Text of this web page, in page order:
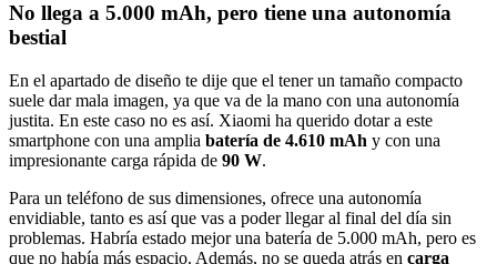
No llega a 5.000 mAh, pero tiene una autonomía
bestial
En el apartado de diseño te dije que el tener un tamaño compacto
suele dar mala imagen, ya que va de la mano con una autonomía
justita. En este caso no es así. Xiaomi ha querido dotar a este
smartphone con una amplia batería de 4.610 mAh y con una
impresionante carga rápida de 90 W.
Para un teléfono de sus dimensiones, ofrece una autonomía
envidiable, tanto es así que vas a poder llegar al final del día sin
problemas. Habría estado mejor una batería de 5.000 mAh, pero es
que no había más espacio. Además, no se queda atrás en carga